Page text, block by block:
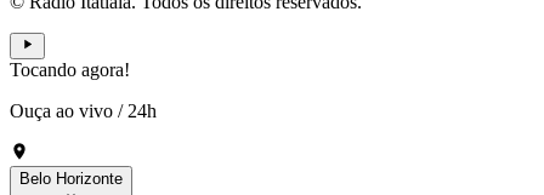
Tocando agora!
Ouça ao vivo / 24h
Belo Horizonte